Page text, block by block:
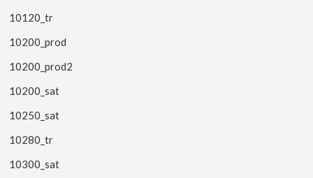
10120_tr
10200_prod
10200_prod2
10200_sat
10250_sat
10280_tr
10300_sat